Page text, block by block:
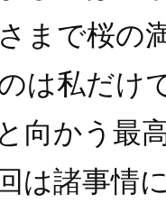
まで桜の
は私だけ
向かう最
は諸事情